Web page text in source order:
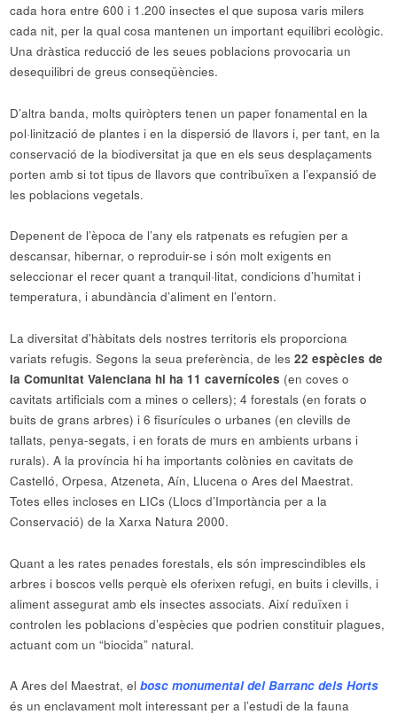
cada hora entre 600 i 1.200 insectes el que suposa varis milers
cada nit, per la qual cosa mantenen un important equilibri ecològic.
Una dràstica reducció de les seues poblacions provocaria un
desequilibri de greus conseqüències.
D’altra banda, molts quiròpters tenen un paper fonamental en la
pol·linització de plantes i en la dispersió de llavors i, per tant, en la
conservació de la biodiversitat ja que en els seus desplaçaments
porten amb si tot tipus de llavors que contribuïxen a l’expansió de
les poblacions vegetals.
Depenent de l’època de l’any els ratpenats es refugien per a
descansar, hibernar, o reproduir-se i són molt exigents en
seleccionar el recer quant a tranquil·litat, condicions d’humitat i
temperatura, i abundància d’aliment en l’entorn.
La diversitat d’hàbitats dels nostres territoris els proporciona
variats refugis. Segons la seua preferència, de les22 espècies de
la Comunitat Valenciana hi ha 11 cavernícoles (en coves o
cavitats artificials com a mines o cellers); 4 forestals (en forats o
buits de grans arbres) i 6 fisurícules o urbanes (en clevills de
tallats, penya-segats, i en forats de murs en ambients urbans i
rurals). A la província hi ha importants colònies en cavitats de
Castelló, Orpesa, Atzeneta, Aín, Llucena o Ares del Maestrat.
Totes elles incloses en LICs (Llocs d’Importància per a la
Conservació) de la Xarxa Natura 2000.
Quant a les rates penades forestals, els són imprescindibles els
arbres i boscos vells perquè els oferixen refugi, en buits i clevills, i
aliment assegurat amb els insectes associats. Així reduïxen i
controlen les poblacions d’espècies que podrien constituir plagues,
actuant com un “biocida” natural.
A Ares del Maestrat, elbosc monumental del Barranc dels Horts
és un enclavament molt interessant per a l’estudi de la fauna